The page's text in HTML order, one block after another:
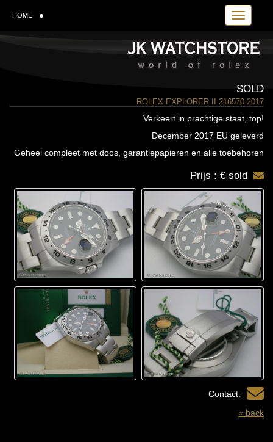
Toggle
HOME
SOLD
ROLEX EXPLORER II 216570 2017
Verkeert in prachtige staat, top!
December 2017 EU geleverd
Geheel compleet met doos, garantiepapieren en alle toebehoren
Prijs : € sold
Contact:
« back